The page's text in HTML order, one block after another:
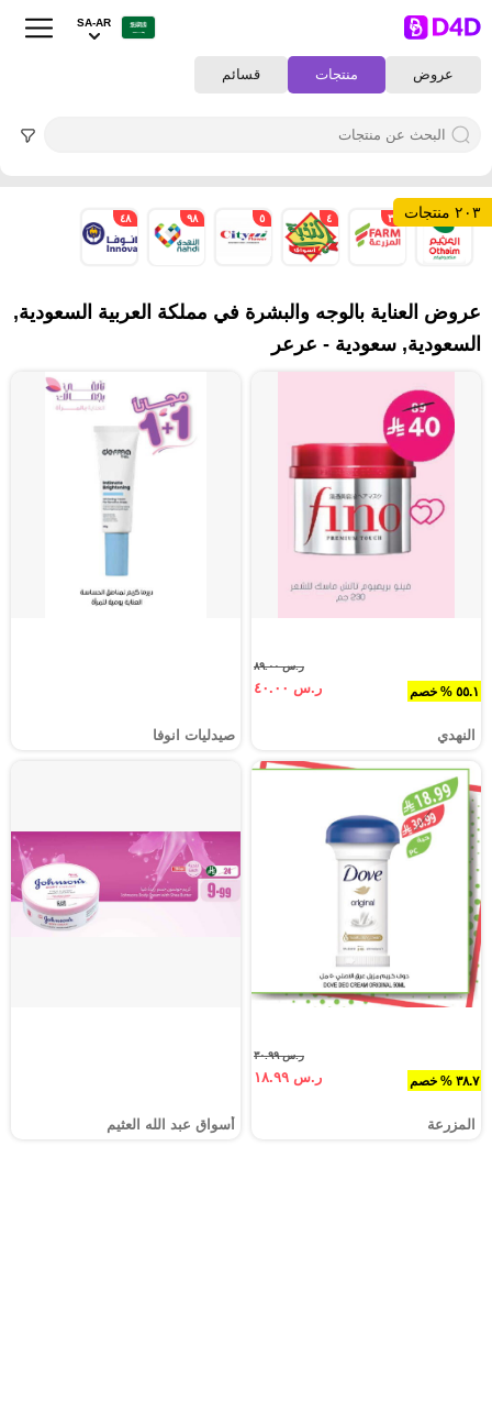
عروض منتجات قسائم
SA-AR
٢٠٣ منتجات
١٢ ٣٦ ٤ ٥ ٩٨ ٤٨
عروض العناية بالوجه والبشرة في مملكة العربية السعودية,
السعودية, سعودية - عرعر
٥٥.١ % خصم
ر.س ٨٩.٠٠
ر.س ٤٠.٠٠
النهدي صيدليات انوفا
٣٨.٧ % خصم
ر.س ٣٠.٩٩
ر.س ١٨.٩٩
المزرعة أسواق عبد الله العثيم